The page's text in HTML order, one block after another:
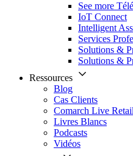
See more
IoT Connect
Intelligent
Services
Solutions &
Solutions &
Ressources
Blog
Cas Clients
Comarch Live
Livres Blancs
Podcasts
Vidéos